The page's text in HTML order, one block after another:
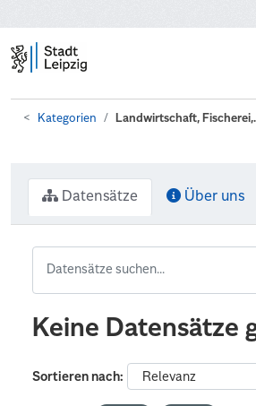
Kategorien Landwirtschaft,
Datensätze Über uns
Keine Datensätze
Sortieren nach